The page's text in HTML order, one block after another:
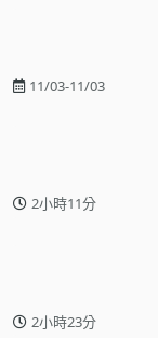
11/03-11/03
2小時11分
2小時23分